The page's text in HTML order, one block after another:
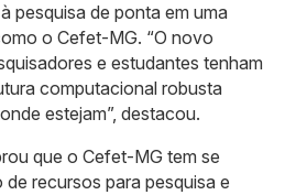
pesquisa de ponta em uma
o Cefet-MG. “O novo
e estudantes tenham
computacional robusta
estejam”, destacou.
que o Cefet-MG tem se
recursos para pesquisa e